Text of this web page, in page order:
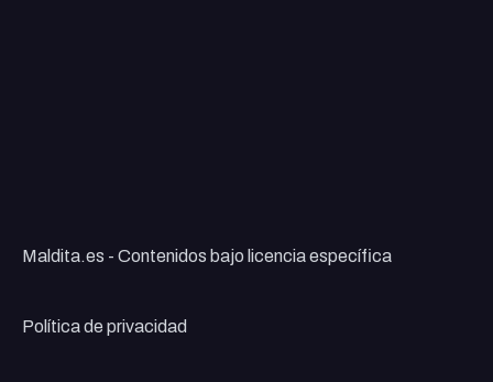
Maldita.es - Contenidos bajo licencia específica
Política de privacidad